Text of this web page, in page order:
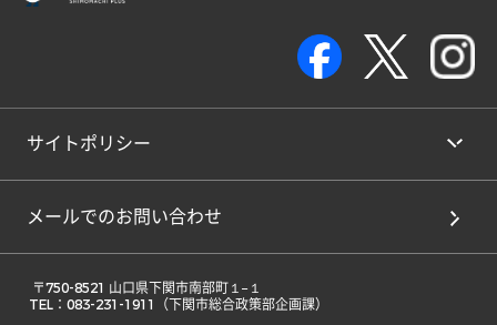
サイトポリシー
メールでのお問い合わせ
TEL：083-231-1911（下関市総合政策部企画課）